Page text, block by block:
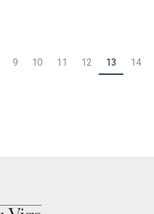
9 10 11 12 13 14